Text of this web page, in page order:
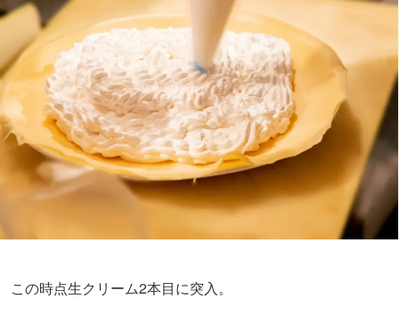
この時点生クリーム2本目に突入。